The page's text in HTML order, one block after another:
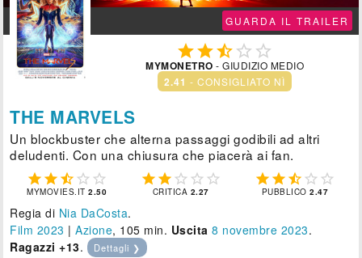
GUARDA IL TRAILER
  
MYMONETRO - GIUDIZIO MEDIO
2.41 - CONSIGLIATO NÌ
THE MARVELS
Un blockbuster che alterna passaggi godibili ad altri
deludenti. Con una chiusura che piacerà ai fan.
    
MYMOVIES.IT2.50
    
CRITICA 2.27
    
PUBBLICO2.47
Regia di Nia DaCosta.
Film 2023 |Azione, 105 min. Uscita 8 novembre 2023.
Ragazzi +13. Dettagli ❯